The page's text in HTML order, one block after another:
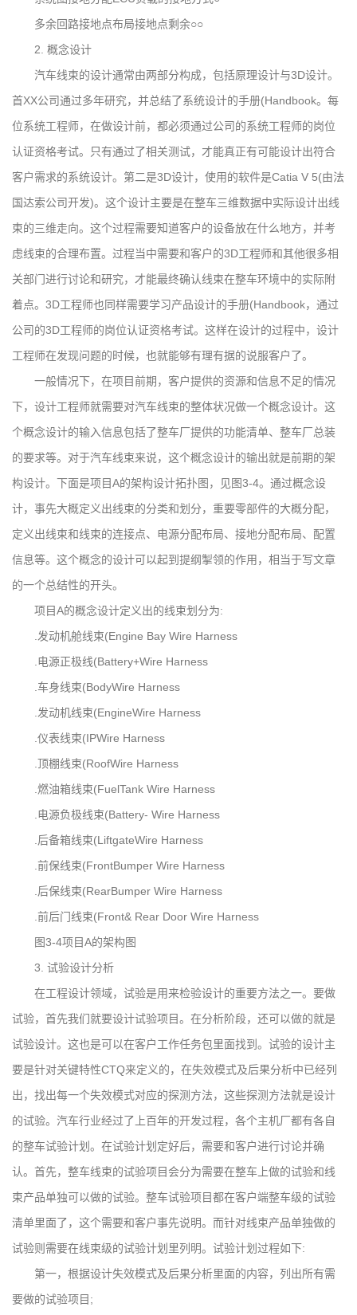
多余回路接地点布局接地点剩余○○
2. 概念设计
汽车线束的设计通常由两部分构成，包括原理设计与3D设计。
首XX公司通过多年研究，并总结了系统设计的手册(Handbook。每
位系统工程师，在做设计前，都必须通过公司的系统工程师的岗位
认证资格考试。只有通过了相关测试，才能真正有可能设计出符合
客户需求的系统设计。第二是3D设计，使用的软件是Catia V 5(由法
国达索公司开发)。这个设计主要是在整车三维数据中实际设计出线
束的三维走向。这个过程需要知道客户的设备放在什么地方，并考
虑线束的合理布置。过程当中需要和客户的3D工程师和其他很多相
关部门进行讨论和研究，才能最终确认线束在整车环境中的实际附
着点。3D工程师也同样需要学习产品设计的手册(Handbook，通过
公司的3D工程师的岗位认证资格考试。这样在设计的过程中，设计
工程师在发现问题的时候，也就能够有理有据的说服客户了。
一般情况下，在项目前期，客户提供的资源和信息不足的情况
下，设计工程师就需要对汽车线束的整体状况做一个概念设计。这
个概念设计的输入信息包括了整车厂提供的功能清单、整车厂总装
的要求等。对于汽车线束来说，这个概念设计的输出就是前期的架
构设计。下面是项目A的架构设计拓扑图，见图3-4。通过概念设
计，事先大概定义出线束的分类和划分，重要零部件的大概分配，
定义出线束和线束的连接点、电源分配布局、接地分配布局、配置
信息等。这个概念的设计可以起到提纲掣领的作用，相当于写文章
的一个总结性的开头。
项目A的概念设计定义出的线束划分为:
.发动机舱线束(Engine Bay Wire Harness
.电源正极线(Battery+Wire Harness
.车身线束(BodyWire Harness
.发动机线束(EngineWire Harness
.仪表线束(IPWire Harness
.顶棚线束(RoofWire Harness
.燃油箱线束(FuelTank Wire Harness
.电源负极线束(Battery- Wire Harness
.后备箱线束(LiftgateWire Harness
.前保线束(FrontBumper Wire Harness
.后保线束(RearBumper Wire Harness
.前后门线束(Front& Rear Door Wire Harness
图3-4项目A的架构图
3. 试验设计分析
在工程设计领域，试验是用来检验设计的重要方法之一。要做
试验，首先我们就要设计试验项目。在分析阶段，还可以做的就是
试验设计。这也是可以在客户工作任务包里面找到。试验的设计主
要是针对关键特性CTQ来定义的，在失效模式及后果分析中已经列
出，找出每一个失效模式对应的探测方法，这些探测方法就是设计
的试验。汽车行业经过了上百年的开发过程，各个主机厂都有各自
的整车试验计划。在试验计划定好后，需要和客户进行讨论并确
认。首先，整车线束的试验项目会分为需要在整车上做的试验和线
束产品单独可以做的试验。整车试验项目都在客户端整车级的试验
清单里面了，这个需要和客户事先说明。而针对线束产品单独做的
试验则需要在线束级的试验计划里列明。试验计划过程如下:
第一，根据设计失效模式及后果分析里面的内容，列出所有需
要做的试验项目;